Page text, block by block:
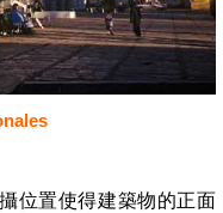
位置使得建築物的正面